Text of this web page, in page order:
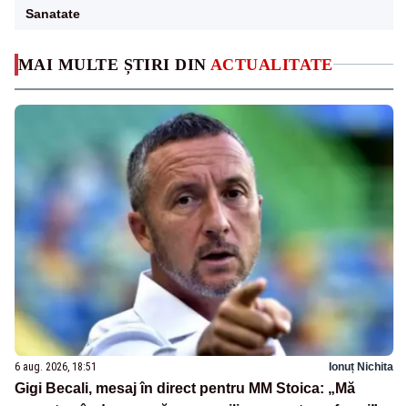
MAI MULTE ȘTIRI DIN ACTUALITATE
6 aug. 2026, 18:51 Ionuț Nichita
Gigi Becali, mesaj în direct pentru MM Stoica: „Mă
Sanatate